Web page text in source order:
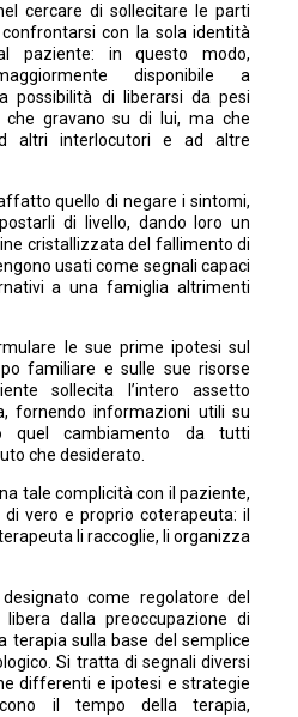
cercare di sollecitare le parti
con la sola identità
paziente: in questo modo,
disponibile a
possibilità di liberarsi da pesi
gravano su di lui, ma che
altri interlocutori e ad altre
quello di negare i sintomi,
di livello, dando loro un
cristallizzata del fallimento di
usati come segnali capaci
a una famiglia altrimenti
le sue prime ipotesi sul
familiare e sulle sue risorse
sollecita l’intero assetto
fornendo informazioni utili su
quel cambiamento da tutti
che desiderato.
tale complicità con il paziente,
vero e proprio coterapeuta: il
li raccoglie, li organizza
come regolatore del
dalla preoccupazione di
terapia sulla base del semplice
Si tratta di segnali diversi
differenti e ipotesi e strategie
il tempo della terapia,